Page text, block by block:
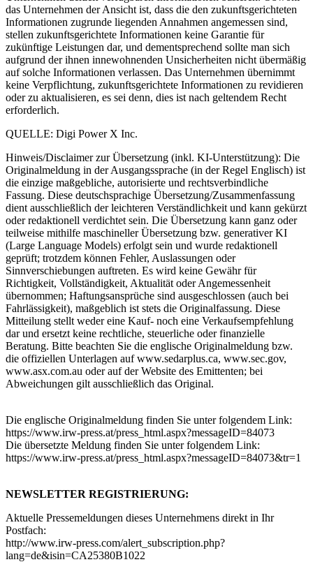
das Unternehmen der Ansicht ist, dass die den zukunftsgerichteten
Informationen zugrunde liegenden Annahmen angemessen sind,
stellen zukunftsgerichtete Informationen keine Garantie für
zukünftige Leistungen dar, und dementsprechend sollte man sich
aufgrund der ihnen innewohnenden Unsicherheiten nicht übermäßig
auf solche Informationen verlassen. Das Unternehmen übernimmt
keine Verpflichtung, zukunftsgerichtete Informationen zu revidieren
oder zu aktualisieren, es sei denn, dies ist nach geltendem Recht
erforderlich.
QUELLE: Digi Power X Inc.
Hinweis/Disclaimer zur Übersetzung (inkl. KI-Unterstützung): Die
Originalmeldung in der Ausgangssprache (in der Regel Englisch) ist
die einzige maßgebliche, autorisierte und rechtsverbindliche
Fassung. Diese deutschsprachige Übersetzung/Zusammenfassung
dient ausschließlich der leichteren Verständlichkeit und kann gekürzt
oder redaktionell verdichtet sein. Die Übersetzung kann ganz oder
teilweise mithilfe maschineller Übersetzung bzw. generativer KI
(Large Language Models) erfolgt sein und wurde redaktionell
geprüft; trotzdem können Fehler, Auslassungen oder
Sinnverschiebungen auftreten. Es wird keine Gewähr für
Richtigkeit, Vollständigkeit, Aktualität oder Angemessenheit
übernommen; Haftungsansprüche sind ausgeschlossen (auch bei
Fahrlässigkeit), maßgeblich ist stets die Originalfassung. Diese
Mitteilung stellt weder eine Kauf- noch eine Verkaufsempfehlung
dar und ersetzt keine rechtliche, steuerliche oder finanzielle
Beratung. Bitte beachten Sie die englische Originalmeldung bzw.
die offiziellen Unterlagen auf www.sedarplus.ca, www.sec.gov,
www.asx.com.au oder auf der Website des Emittenten; bei
Abweichungen gilt ausschließlich das Original.
Die englische Originalmeldung finden Sie unter folgendem Link:
https://www.irw-press.at/press_html.aspx?messageID=84073
Die übersetzte Meldung finden Sie unter folgendem Link:
https://www.irw-press.at/press_html.aspx?messageID=84073&tr=1
NEWSLETTER REGISTRIERUNG:
Aktuelle Pressemeldungen dieses Unternehmens direkt in Ihr
Postfach:
http://www.irw-press.com/alert_subscription.php?
lang=de&isin=CA25380B1022